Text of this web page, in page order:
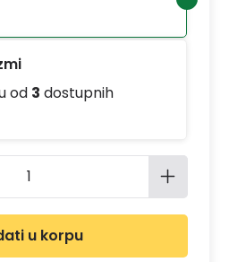
od 3 dostupnih
Unesite
u korpu